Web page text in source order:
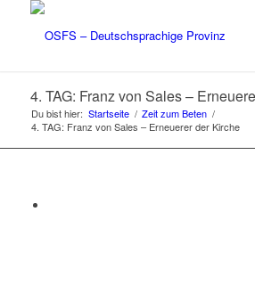
4. TAG: Franz von Sales –
Du bist hier: Startseite / Zeit zum Beten /
4. TAG: Franz von Sales – Erneuerer der Kirche